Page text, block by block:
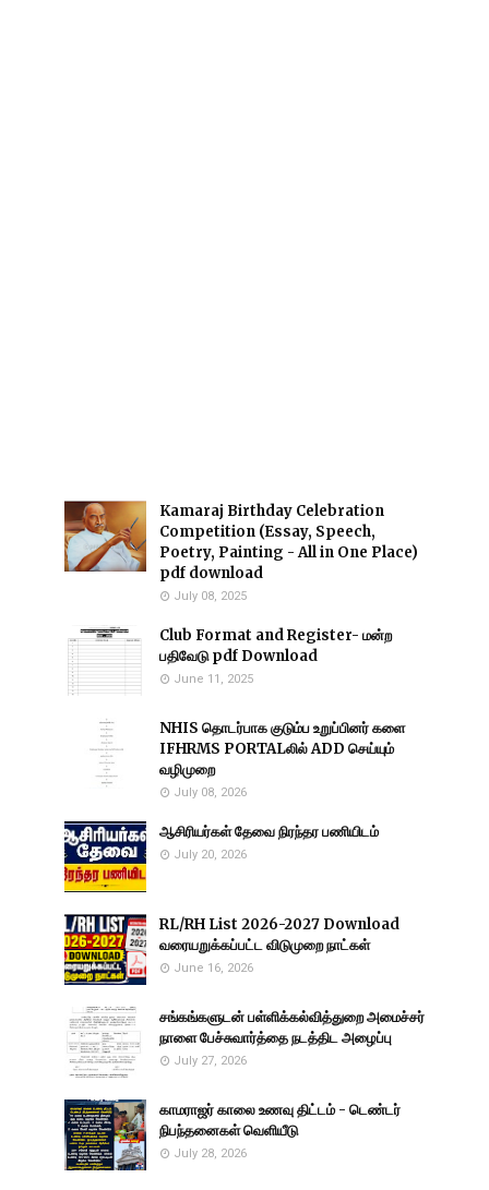
Kamaraj Birthday Celebration
Competition (Essay, Speech,
Poetry, Painting - All in One Place)
pdf download
July 08, 2025
Club Format and Register- மன்ற
பதிவேடு pdf Download
June 11, 2025
NHIS தொடர்பாக குடும்ப உறுப்பினர் களை
IFHRMS PORTALலில் ADD செய்யும்
வழிமுறை
July 08, 2026
ஆசிரியர்கள் தேவை நிரந்தர பணியிடம்
July 20, 2026
RL/RH List 2026-2027 Download
வரையறுக்கப்பட்ட விடுமுறை நாட்கள்
June 16, 2026
சங்கங்களுடன் பள்ளிக்கல்வித்துறை அமைச்சர்
நாளை பேச்சுவார்த்தை நடத்திட அழைப்பு
July 27, 2026
காமராஜர் காலை உணவு திட்டம் - டெண்டர்
நிபந்தனைகள் வெளியீடு
July 28, 2026